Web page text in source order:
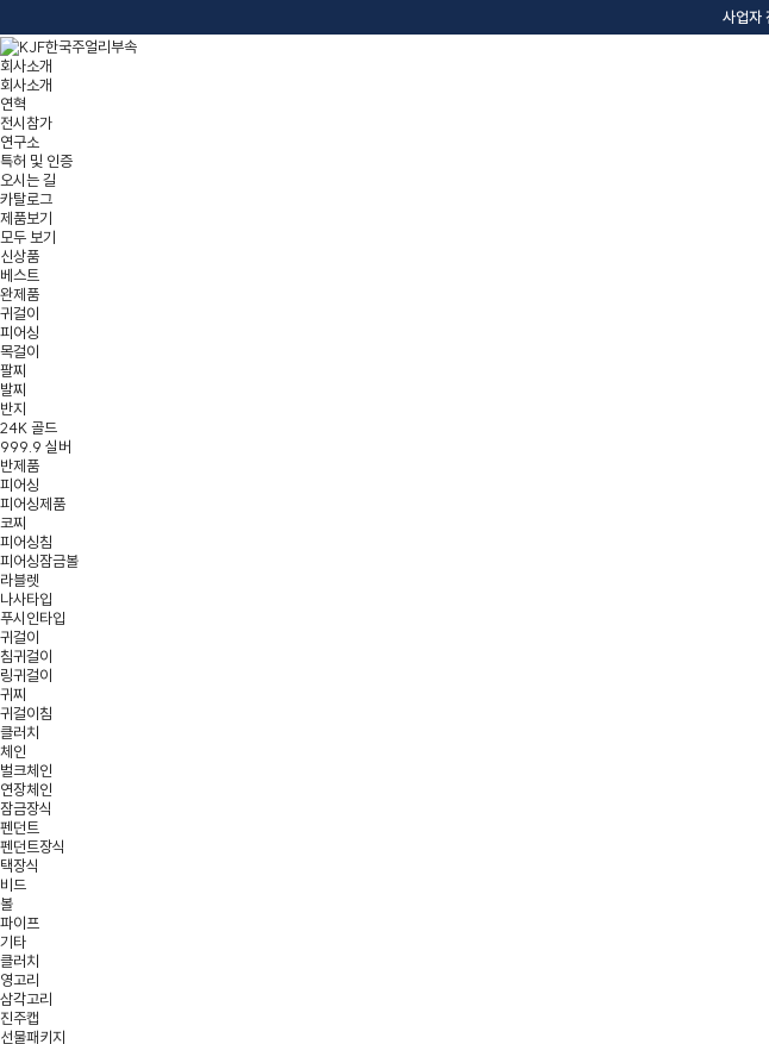
사업자
회사소개
회사소개
연혁
전시참가
연구소
특허 및 인증
오시는 길
카탈로그
제품보기
모두 보기
신상품
베스트
완제품
귀걸이
피어싱
목걸이
팔찌
발찌
반지
24K 골드
999.9 실버
반제품
피어싱
피어싱제품
코찌
피어싱침
피어싱잠금볼
라블렛
나사타입
푸시인타입
귀걸이
침귀걸이
링귀걸이
귀찌
귀걸이침
클러치
체인
벌크체인
연장체인
잠금장식
펜던트
펜던트장식
택장식
비드
볼
파이프
기타
클러치
영고리
삼각고리
진주캡
선물패키지